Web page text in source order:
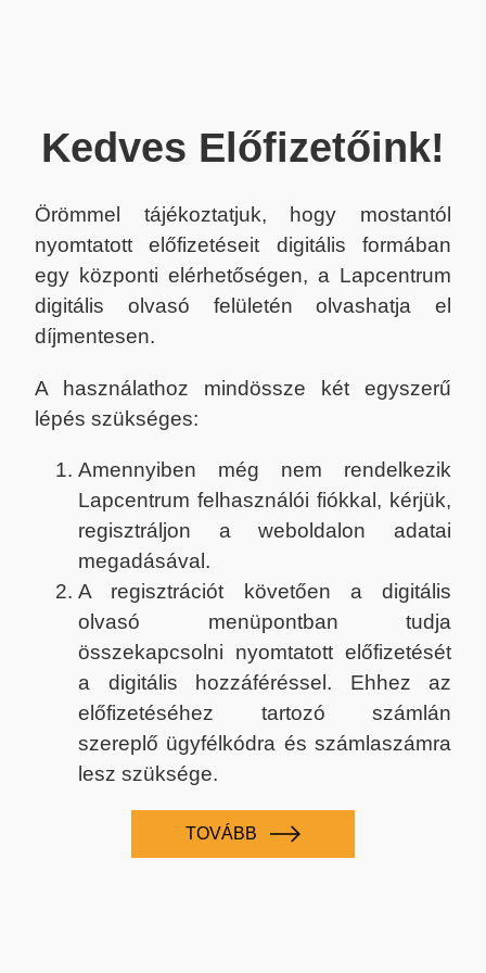
Kedves Előfizetőink!
Örömmel tájékoztatjuk, hogy mostantól
nyomtatott előfizetéseit digitális formában
egy központi elérhetőségen, a Lapcentrum
digitális olvasó felületén olvashatja el
díjmentesen.
A használathoz mindössze két egyszerű
lépés szükséges:
Amennyiben még nem rendelkezik
Lapcentrum felhasználói fiókkal, kérjük,
regisztráljon a weboldalon adatai
megadásával.
A regisztrációt követően a digitális
olvasó menüpontban tudja
összekapcsolni nyomtatott előfizetését
a digitális hozzáféréssel. Ehhez az
előfizetéséhez tartozó számlán
szereplő ügyfélkódra és számlaszámra
lesz szüksége.
TOVÁBB